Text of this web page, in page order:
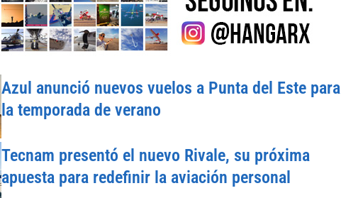
Azul anunció nuevos vuelos a Punta del Este para
la temporada de verano
Tecnam presentó el nuevo Rivale, su próxima
apuesta para redefinir la aviación personal